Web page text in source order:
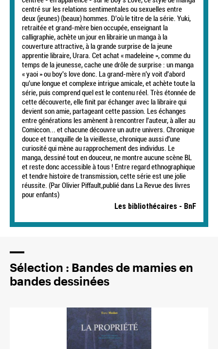
centré sur les relations sentimentales ou sexuelles entre
deux (jeunes) (beaux) hommes. D'où le titre de la série. Yuki,
retraitée et grand-mère bien occupée, enseignant la
calligraphie, achète un jour en librairie un manga à la
couverture attractive, à la grande surprise de la jeune
apprentie libraire, Urara. Cet achat « madeleine », comme du
temps de la jeunesse, cache une drôle de surprise : un manga
« yaoi » ou boy's love donc. La grand-mère n'y voit d'abord
qu'une longue et complexe intrigue amicale, et achète toute la
série, puis comprend quel est le contenu réel. Très étonnée de
cette découverte, elle finit par échanger avec la libraire qui
devient son amie, partageant cette passion. Les échanges
entre générations les amènent à rencontrer l'auteur, à aller au
Comiccon... et chacune découvre un autre univers. Chronique
douce et tranquille de la vieillesse, chronique aussi d'une
curiosité qui mène au rapprochement des individus. Le
manga, dessiné tout en douceur, ne montre aucune scène BL
et reste donc accessible à tous ! Entre regard ethnographique
et tendre histoire de transmission, cette série est une jolie
réussite. (Par Olivier Piffault,publié dans La Revue des livres
pour enfants)
Les bibliothécaires - BnF
Sélection : Bandes de mamies en
bandes dessinées